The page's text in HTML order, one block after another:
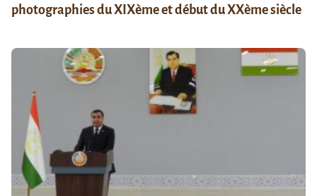
photographies du XIXème et début du XXème siècle